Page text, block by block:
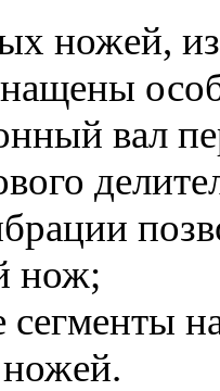
ножей,
вал
нож;
сегменты
ножей.